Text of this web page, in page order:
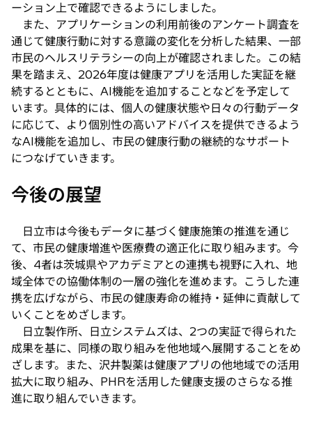
ーション上で確認できるようにしました。
また、アプリケーションの利用前後のアンケート調査を
通じて健康行動に対する意識の変化を分析した結果、一部
市民のヘルスリテラシーの向上が確認されました。この結
果を踏まえ、2026年度は健康アプリを活用した実証を継
続するとともに、AI機能を追加することなどを予定して
います。具体的には、個人の健康状態や日々の行動データ
に応じて、より個別性の高いアドバイスを提供できるよう
なAI機能を追加し、市民の健康行動の継続的なサポート
につなげていきます。
今後の展望
日立市は今後もデータに基づく健康施策の推進を通じ
て、市民の健康増進や医療費の適正化に取り組みます。今
後、4者は茨城県やアカデミアとの連携も視野に入れ、地
域全体での協働体制の一層の強化を進めます。こうした連
携を広げながら、市民の健康寿命の維持・延伸に貢献して
いくことをめざします。
日立製作所、日立システムズは、2つの実証で得られた
成果を基に、同様の取り組みを他地域へ展開することをめ
ざします。また、沢井製薬は健康アプリの他地域での活用
拡大に取り組み、PHRを活用した健康支援のさらなる推
進に取り組んでいきます。